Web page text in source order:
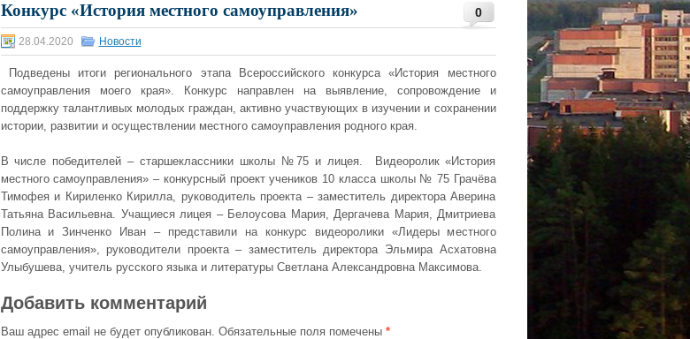
0
Конкурс «История местного самоуправления»
28.04.2020 Новости
Подведены итоги регионального этапа Всероссийского конкурса «История местного
самоуправления моего края». Конкурс направлен на выявление, сопровождение и
поддержку талантливых молодых граждан, активно участвующих в изучении и сохранении
истории, развитии и осуществлении местного самоуправления родного края.
В числе победителей – старшеклассники школы №75 и лицея. Видеоролик «История
местного самоуправления» – конкурсный проект учеников 10 класса школы № 75 Грачёва
Тимофея и Кириленко Кирилла, руководитель проекта – заместитель директора Аверина
Татьяна Васильевна. Учащиеся лицея – Белоусова Мария, Дергачева Мария, Дмитриева
Полина и Зинченко Иван – представили на конкурс видеоролики «Лидеры местного
самоуправления», руководители проекта – заместитель директора Эльмира Асхатовна
Улыбушева, учитель русского языка и литературы Светлана Александровна Максимова.
Добавить комментарий
Ваш адрес email не будет опубликован. Обязательные поля помечены *